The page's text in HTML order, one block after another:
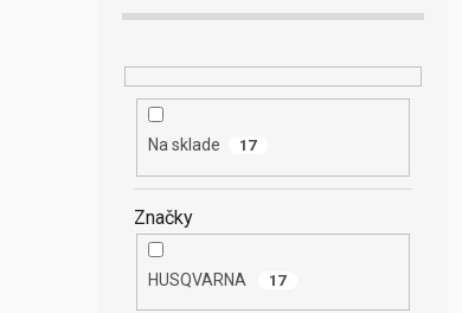
Na sklade 17
Značky
HUSQVARNA 17